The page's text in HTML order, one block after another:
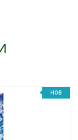
НОВ